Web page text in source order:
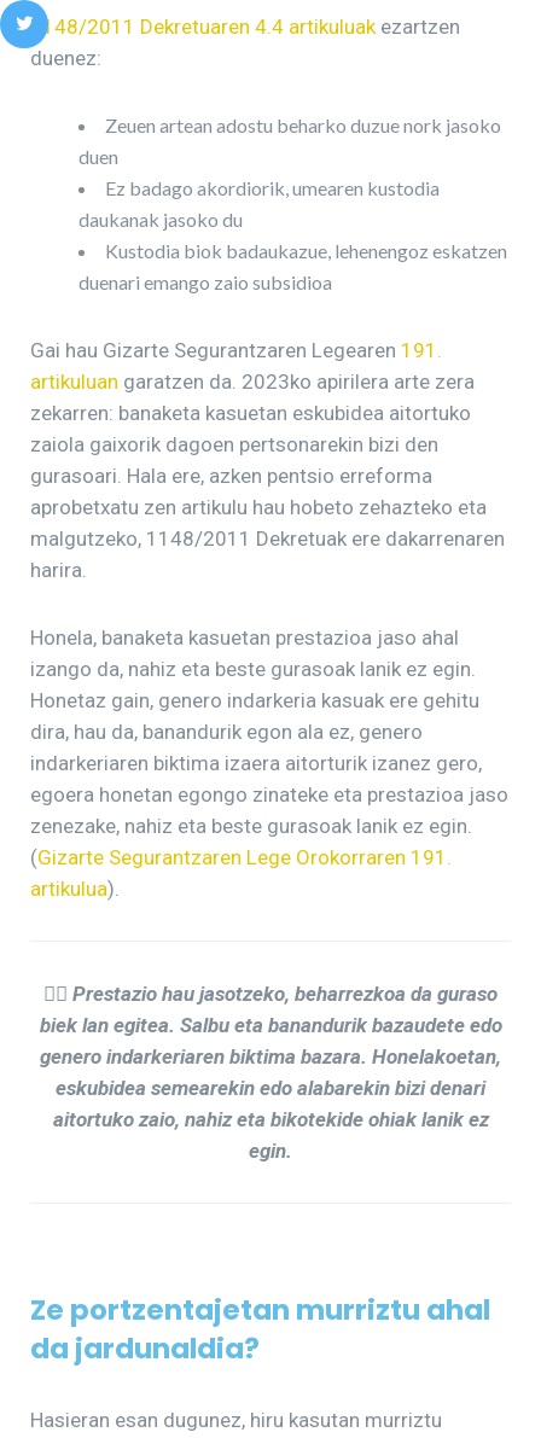
1148/2011 Dekretuaren 4.4 artikuluakezartzen
duenez:
Zeuen artean adostu beharko duzue nork jasoko
duen
Ez badago akordiorik, umearen kustodia
daukanak jasoko du
Kustodia biok badaukazue, lehenengoz eskatzen
duenari emango zaio subsidioa
Gai hau Gizarte Segurantzaren Legearen 191.
artikuluan garatzen da. 2023ko apirilera arte zera
zekarren: banaketa kasuetan eskubidea aitortuko
zaiola gaixorik dagoen pertsonarekin bizi den
gurasoari. Hala ere, azken pentsio erreforma
aprobetxatu zen artikulu hau hobeto zehazteko eta
malgutzeko, 1148/2011 Dekretuak ere dakarrenaren
harira.
Honela, banaketa kasuetan prestazioa jaso ahal
izango da, nahiz eta beste gurasoak lanik ez egin.
Honetaz gain, genero indarkeria kasuak ere gehitu
dira, hau da, banandurik egon ala ez, genero
indarkeriaren biktima izaera aitorturik izanez gero,
egoera honetan egongo zinateke eta prestazioa jaso
zenezake, nahiz eta beste gurasoak lanik ez egin.
(Gizarte Segurantzaren Lege Orokorraren 191.
artikulua).
👉🏼 Prestazio hau jasotzeko, beharrezkoa da guraso
biek lan egitea. Salbu eta banandurik bazaudete edo
genero indarkeriaren biktima bazara. Honelakoetan,
eskubidea semearekin edo alabarekin bizi denari
aitortuko zaio, nahiz eta bikotekide ohiak lanik ez
egin.
Ze portzentajetan murriztu ahal
da jardunaldia?
Hasieran esan dugunez, hiru kasutan murriztu